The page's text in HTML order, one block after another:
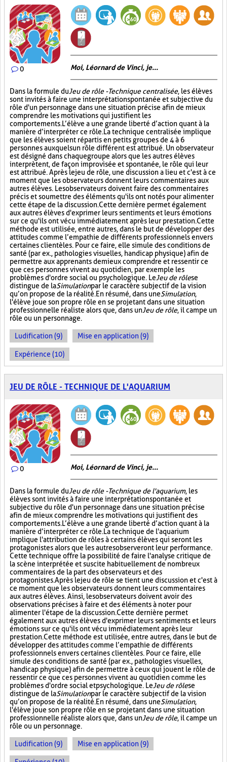
0 Moi, Léornard de Vinci, je...
Dans la formule duJeu de rôle - Technique centralisée, les élèves
sont invités à faire une interprétation spontanée et subjective du
rôle d'un personnage dans une situation précise afin de mieux
comprendre les motivations qui justifient les
comportements. L’élève a une grande liberté d’action quant à la
manière d’interpréter ce rôle. La technique centralisée implique
que les élèves soient répartis en petits groupes de 4 à 6
personnes auxquels un rôle différent est attribué. Un observateur
est désigné dans chaque groupe alors que les autres élèves
interprètent, de façon improvisée et spontanée, le rôle qui leur
est attribué. Après le jeu de rôle, une discussion a lieu et c'est à ce
moment que les observateurs donnent leurs commentaires aux
autres élèves. Les observateurs doivent faire des commentaires
précis et soumettre des éléments qu'ils ont notés pour alimenter
cette étape de la discussion. Cette dernière permet également
aux autres élèves d'exprimer leurs sentiments et leurs émotions
sur ce qu'ils ont vécu immédiatement après leur prestation. Cette
méthode est utilisée, entre autres, dans le but de développer des
attitudes comme l’empathie de différents professionnels envers
certaines clientèles. Pour ce faire, elle simule des conditions de
santé (par ex., pathologies visuelles, handicap physique) afin de
permettre aux apprenants de mieux comprendre et ressentir ce
que ces personnes vivent au quotidien, par exemple les
problèmes d'ordre social ou psychologique. LeJeu de rôlese
distingue de laSimulationpar le caractère subjectif de la vision
qu’on propose de la réalité. En résumé, dans uneSimulation,
l'élève joue son propre rôle en se projetant dans une situation
professionnelle réaliste alors que, dans unJeu de rôle, il campe un
rôle ou un personnage.
Ludification (9) Mise en application (9)
Expérience (10)
JEU DE RÔLE - TECHNIQUE DE L'AQUARIUM
0 Moi, Léornard de Vinci, je...
Dans la formule duJeu de rôle - Technique de l'aquarium, les
élèves sont invités à faire une interprétation spontanée et
subjective du rôle d'un personnage dans une situation précise
afin de mieux comprendre les motivations qui justifient des
comportements. L’élève a une grande liberté d’action quant à la
manière d’interpréter ce rôle. La technique de l'aquarium
implique l'attribution de rôles à certains élèves qui seront les
protagonistes alors que les autres observeront leur performance.
Cette technique offre la possibilité de faire l'analyse critique de
la scène interprétée et suscite habituellement de nombreux
commentaires de la part des observateurs et des
protagonistes. Après le jeu de rôle se tient une discussion et c'est à
ce moment que les observateurs donnent leurs commentaires
aux autres élèves. Ainsi, les observateurs doivent avoir des
observations précises à faire et des éléments à noter pour
alimenter l'étape de la discussion. Cette dernière permet
également aux autres élèves d'exprimer leurs sentiments et leurs
émotions sur ce qu'ils ont vécu immédiatement après leur
prestation. Cette méthode est utilisée, entre autres, dans le but de
développer des attitudes comme l’empathie de différents
professionnels envers certaines clientèles. Pour ce faire, elle
simule des conditions de santé (par ex., pathologies visuelles,
handicap physique) afin de permettre à ceux qui jouent le rôle de
ressentir ce que ces personnes vivent au quotidien comme les
problèmes d'ordre social et psychologique. LeJeu de rôlese
distingue de laSimulationpar le caractère subjectif de la vision
qu’on propose de la réalité. En résumé, dans uneSimulation,
l'élève joue son propre rôle en se projetant dans une situation
professionnelle réaliste alors que, dans unJeu de rôle, il campe un
rôle ou un personnage.
Ludification (9) Mise en application (9)